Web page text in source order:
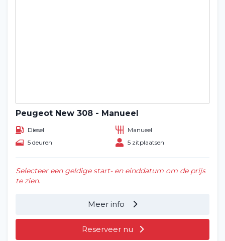
Peugeot New 308 - Manueel
Diesel
Manueel
5 deuren
5 zitplaatsen
Selecteer een geldige start- en einddatum om de prijs
te zien.
Meer info
Reserveer nu